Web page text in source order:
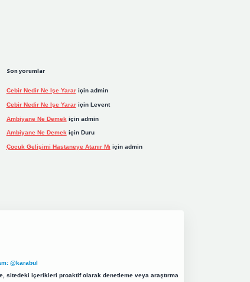
Son yorumlar
Cebir Nedir Ne Işe Yarariçin admin
Cebir Nedir Ne Işe Yarariçin Levent
Ambiyane Ne Demek için admin
Ambiyane Ne Demek için Duru
Çocuk Gelişimi Hastaneye Atanır Mı için admin
@karabul
sitedeki içerikleri proaktif olarak denetleme veya araştırma